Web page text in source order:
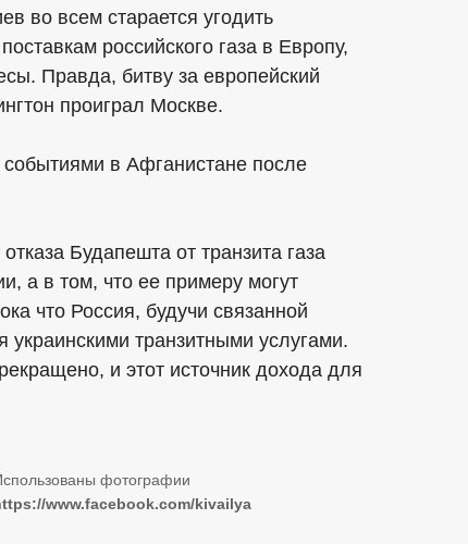
во всем старается угодить
российского газа в Европу,
Правда, битву за европейский
проиграл Москве.
в Афганистане после
Будапешта от транзита газа
а в том, что ее примеру могут
что Россия, будучи связанной
украинскими транзитными услугами.
и этот источник дохода для
www.facebook.com/kivailya